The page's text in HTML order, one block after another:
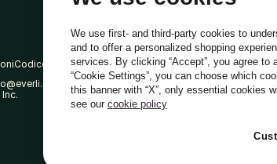
Codice Etico
We use first- and third-party cookies to
and to offer a personalized shopping
services. By clicking “Accept”, you agree to
“Cookie Settings”, you can choose which
this banner with “X”, only essential cookies
see our cookie policy